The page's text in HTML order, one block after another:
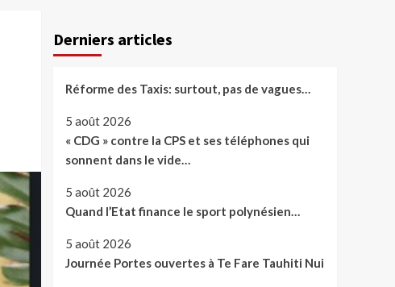
Derniers articles
Réforme des Taxis: surtout, pas de vagues…
5 août 2026
« CDG » contre la CPS et ses téléphones qui
sonnent dans le vide…
5 août 2026
Quand l’Etat finance le sport polynésien…
5 août 2026
Journée Portes ouvertes à Te Fare Tauhiti Nui